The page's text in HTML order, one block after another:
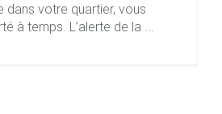
dans votre quartier, vous
à temps. L’alerte de la ...